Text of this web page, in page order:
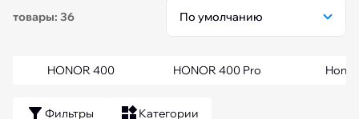
товары: 36
HONOR 400 HONOR 400 Pro
Фильтры Категории